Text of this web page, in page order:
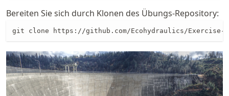
Bereiten Sie sich durch Klonen des Übungs-Repository:
git clone https://github.com/Ecohydraulics/Exercise-